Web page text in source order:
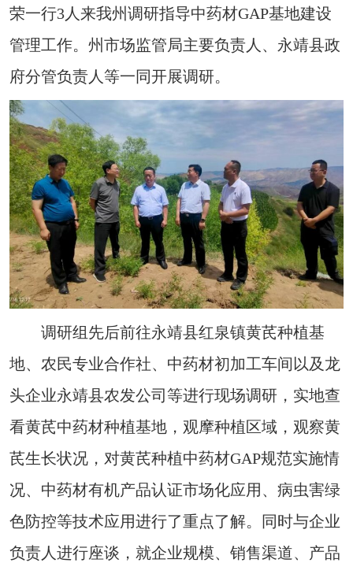
荣一行3人来我州调研指导中药材GAP基地建设
管理工作。州市场监管局主要负责人、永靖县政
府分管负责人等一同开展调研。
调研组先后前往永靖县红泉镇黄芪种植基
地、农民专业合作社、中药材初加工车间以及龙
头企业永靖县农发公司等进行现场调研，实地查
看黄芪中药材种植基地，观摩种植区域，观察黄
芪生长状况，对黄芪种植中药材GAP规范实施情
况、中药材有机产品认证市场化应用、病虫害绿
色防控等技术应用进行了重点了解。同时与企业
负责人进行座谈，就企业规模、销售渠道、产品